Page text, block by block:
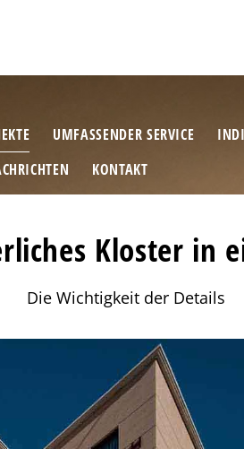
UMFASSENDER SERVICE
KONTAKT
Kloster in
Die Wichtigkeit der Details